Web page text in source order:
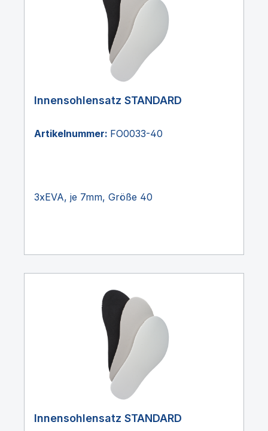
Innensohlensatz STANDARD
Artikelnummer: FO0033-40
3xEVA, je 7mm, Größe 40
Innensohlensatz STANDARD